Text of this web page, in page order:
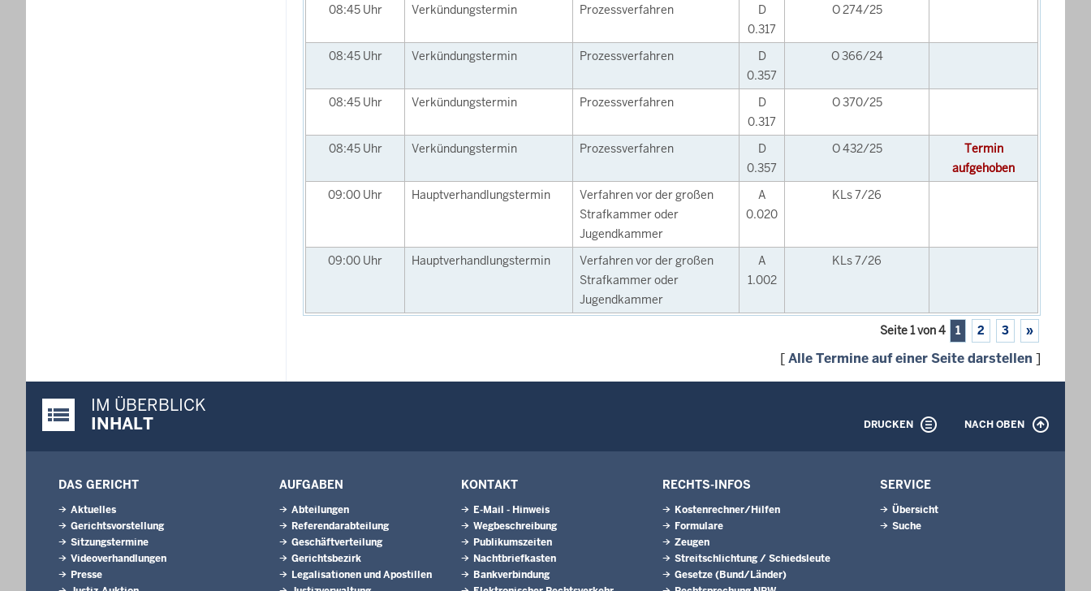
08:45 Uhr Verkündungstermin Prozessverfahren
D
0.317
O 274/25
08:45 Uhr Verkündungstermin Prozessverfahren
D
0.357
O 366/24
08:45 Uhr Verkündungstermin Prozessverfahren
D
0.317
O 370/25
08:45 Uhr Verkündungstermin Prozessverfahren
D
0.357
O 432/25
Termin
aufgehoben
09:00 Uhr Hauptverhandlungstermin
Verfahren vor der großen
Strafkammer oder
Jugendkammer
A
0.020
KLs 7/26
09:00 Uhr Hauptverhandlungstermin
Verfahren vor der großen
Strafkammer oder
Jugendkammer
A
1.002
KLs 7/26
Seite 1 von 4 1 2 3 »
[Alle Termine auf einer Seite darstellen ]
Justiz-Portal im Überblick:
IM ÜBERBLICK
INHALT
DRUCKEN NACH OBEN
DAS GERICHT
Aktuelles
Gerichtsvorstellung
Sitzungstermine
Videoverhandlungen
Presse
AUFGABEN
Abteilungen
Referendarabteilung
Geschäftverteilung
Gerichtsbezirk
Legalisationen und Apostillen
KONTAKT
E-Mail - Hinweis
Wegbeschreibung
Publikumszeiten
Nachtbriefkasten
Bankverbindung
RECHTS-INFOS
Kostenrechner/Hilfen
Formulare
Zeugen
Streitschlichtung / Schiedsleute
Gesetze (Bund/Länder)
SERVICE
Übersicht
Suche